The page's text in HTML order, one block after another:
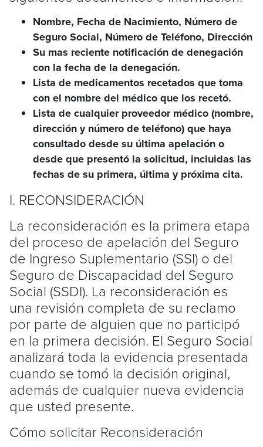
Nombre, Fecha de Nacimiento, Número de
Seguro Social, Número de Teléfono, Dirección
Su mas reciente notificación de denegación
con la fecha de la denegación.
Lista de medicamentos recetados que toma
con el nombre del médico que los recetó.
Lista de cualquier proveedor médico (nombre,
dirección y número de teléfono) que haya
consultado desde su última apelación o
desde que presentó la solicitud, incluidas las
fechas de su primera, última y próxima cita.
I. RECONSIDERACIÓN
La reconsideración es la primera etapa
del proceso de apelación del Seguro
de Ingreso Suplementario (SSI) o del
Seguro de Discapacidad del Seguro
Social (SSDI). La reconsideración es
una revisión completa de su reclamo
por parte de alguien que no participó
en la primera decisión. El Seguro Social
analizará toda la evidencia presentada
cuando se tomó la decisión original,
además de cualquier nueva evidencia
que usted presente.
Cómo solicitar Reconsideración